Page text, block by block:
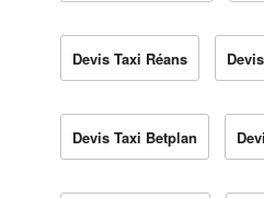
Devis Taxi Réans
Devis Taxi Betplan